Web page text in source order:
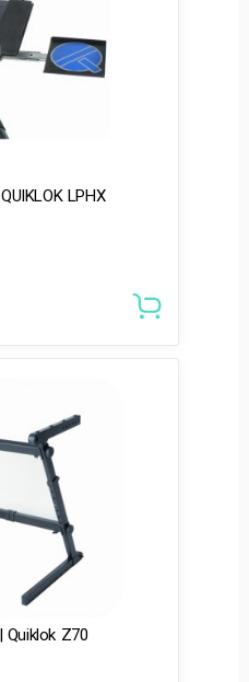
QUIKLOK LPHX | پایه لپ تاپ
Quiklok Z70 | پایه کیبورد